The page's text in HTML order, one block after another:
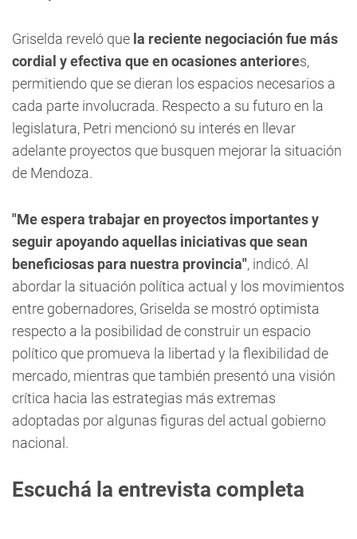
Griselda reveló que la reciente negociación fue más
cordial y efectiva que en ocasiones anteriores,
permitiendo que se dieran los espacios necesarios a
cada parte involucrada. Respecto a su futuro en la
legislatura, Petri mencionó su interés en llevar
adelante proyectos que busquen mejorar la situación
de Mendoza.
"Me espera trabajar en proyectos importantes y
seguir apoyando aquellas iniciativas que sean
beneficiosas para nuestra provincia", indicó. Al
abordar la situación política actual y los movimientos
entre gobernadores, Griselda se mostró optimista
respecto a la posibilidad de construir un espacio
político que promueva la libertad y la flexibilidad de
mercado, mientras que también presentó una visión
crítica hacia las estrategias más extremas
adoptadas por algunas figuras del actual gobierno
nacional.
Escuchá la entrevista completa